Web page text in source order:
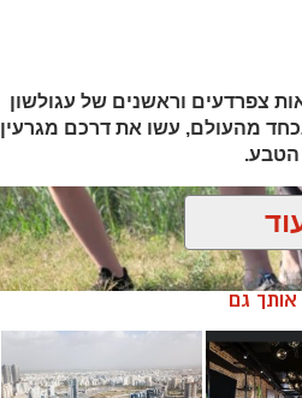
צפרדעים וראשנים של עגולשון
מהעולם, עשו את דרכם מגרעין
הטבע.
אותך גם